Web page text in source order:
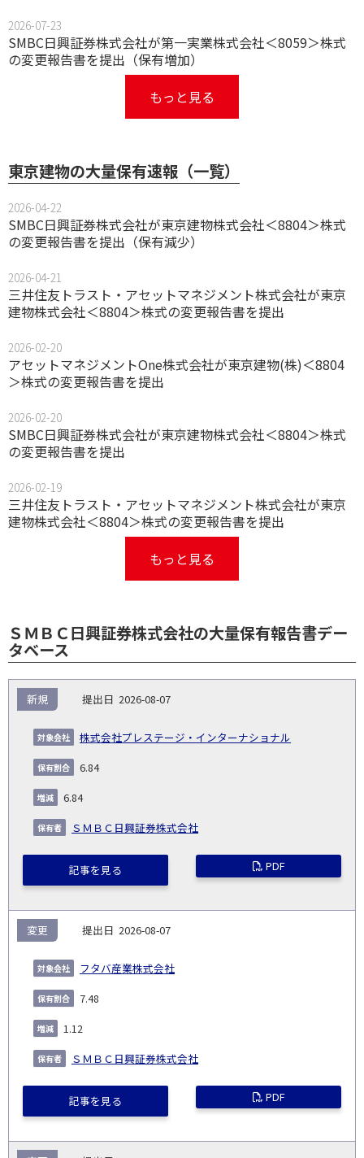
2026-07-23
SMBC日興証券株式会社が第一実業株式会社＜8059＞株式
の変更報告書を提出（保有増加）
もっと見る
東京建物の大量保有速報（一覧）
2026-04-22
SMBC日興証券株式会社が東京建物株式会社＜8804＞株式
の変更報告書を提出（保有減少）
2026-04-21
三井住友トラスト・アセットマネジメント株式会社が東京
建物株式会社＜8804＞株式の変更報告書を提出
2026-02-20
アセットマネジメントOne株式会社が東京建物(株)＜8804
＞株式の変更報告書を提出
2026-02-20
SMBC日興証券株式会社が東京建物株式会社＜8804＞株式
の変更報告書を提出
2026-02-19
三井住友トラスト・アセットマネジメント株式会社が東京
建物株式会社＜8804＞株式の変更報告書を提出
もっと見る
ＳＭＢＣ日興証券株式会社の大量保有報告書デー
タベース
NO.
告
義
務
発
生
日
出
コー
象
業
種
割
減
2026-08-07
株式会社プレステージ・インターナショナル
新規
6.84
6.84
ＳＭＢＣ日興証券株式会社
記事を見る PDF
2026-08-07
フタバ産業株式会社
変更
7.48
1.12
ＳＭＢＣ日興証券株式会社
記事を見る PDF